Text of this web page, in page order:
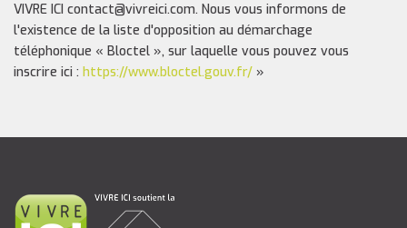
VIVRE ICI contact@vivreici.com. Nous vous informons de
l'existence de la liste d'opposition au démarchage
téléphonique « Bloctel », sur laquelle vous pouvez vous
inscrire ici : https://www.bloctel.gouv.fr/ »